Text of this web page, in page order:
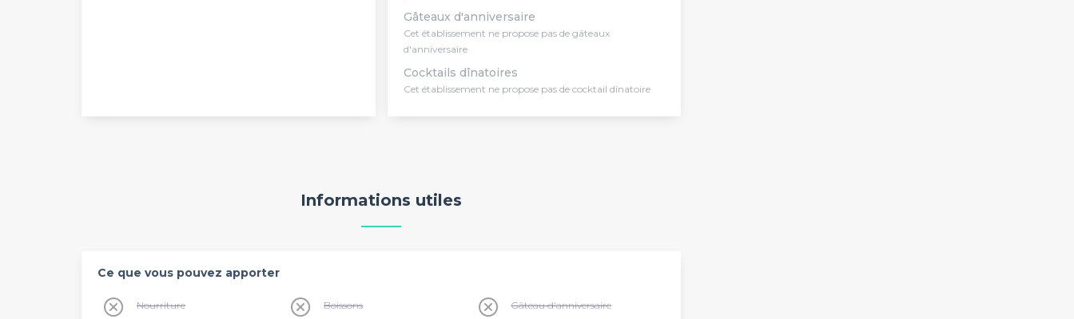
Gâteaux d'anniversaire
Cet établissement ne propose pas de gâteaux
d'anniversaire
Cocktails dînatoires
Cet établissement ne propose pas de cocktail dînatoire
Informations utiles
Ce que vous pouvez apporter
Nourriture Boissons Gâteau d'anniversaire